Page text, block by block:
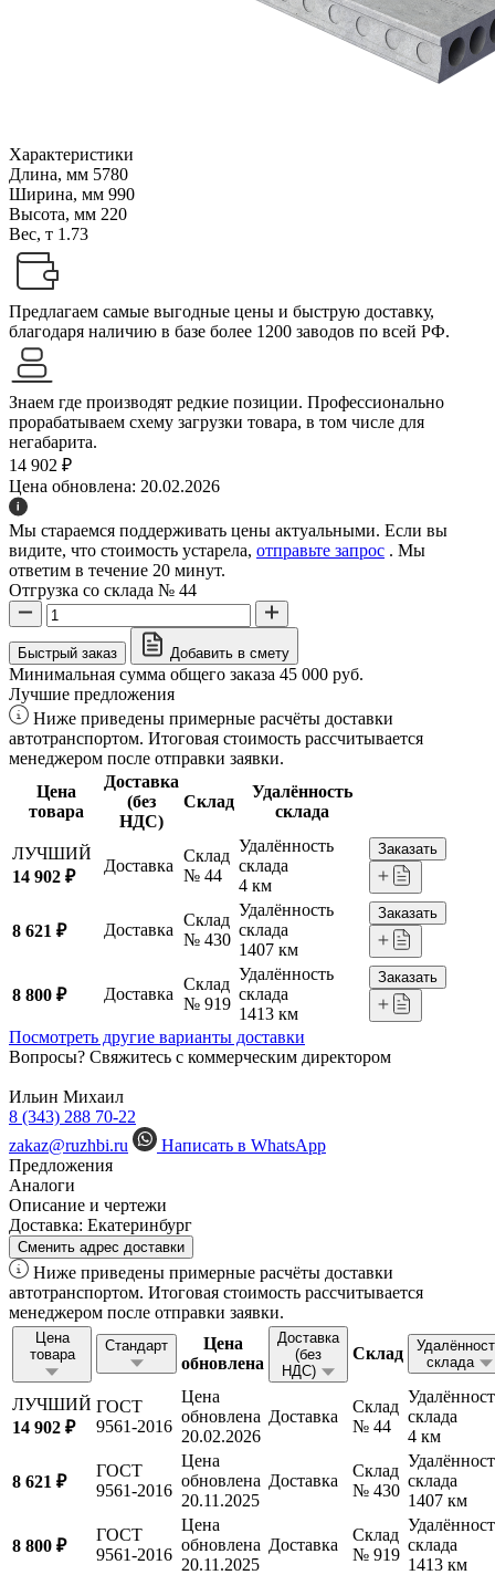
Характеристики
Длина, мм 5780
Ширина, мм 990
Высота, мм 220
Вес, т 1.73
Предлагаем самые выгодные цены и быструю доставку,
благодаря наличию в базе более 1200 заводов по всей РФ.
Знаем где производят редкие позиции. Профессионально
прорабатываем схему загрузки товара, в том числе для
негабарита.
14 902 ₽
Цена обновлена: 20.02.2026
Мы стараемся поддерживать цены актуальными. Если вы
видите, что стоимость устарела, отправьте запрос . Мы
ответим в течение 20 минут.
Отгрузка со склада № 44
Быстрый заказ Добавить в смету
Минимальная сумма общего заказа 45 000 руб.
Лучшие предложения
Ниже приведены примерные расчёты доставки
автотранспортом. Итоговая стоимость рассчитывается
менеджером после отправки заявки.
Цена
товара
Доставка
(без
НДС)
Склад
Удалённость
склада
ЛУЧШИЙ
14 902 ₽
Доставка
Склад
№ 44
Удалённость
склада
4 км
Заказать
8 621 ₽ Доставка
Склад
№ 430
Удалённость
склада
1407 км
Заказать
8 800 ₽ Доставка
Склад
№ 919
Удалённость
склада
1413 км
Заказать
Посмотреть другие варианты доставки
Вопросы? Свяжитесь с коммерческим директором
Ильин Михаил
8 (343) 288 70-22
zakaz@ruzhbi.ru
Написать в WhatsApp
Предложения
Аналоги
Описание и чертежи
Доставка: Екатеринбург
Сменить адрес доставки
Ниже приведены примерные расчёты доставки
автотранспортом. Итоговая стоимость рассчитывается
менеджером после отправки заявки.
Цена
товара
Стандарт
Цена
обновлена
Доставка
(без
НДС)
Склад
склада
ЛУЧШИЙ
14 902 ₽
ГОСТ
9561-2016
Цена
обновлена
20.02.2026
Доставка
Склад
№ 44
склада
4 км
8 621 ₽
ГОСТ
9561-2016
Цена
обновлена
20.11.2025
Доставка
Склад
№ 430
склада
1407 км
8 800 ₽
ГОСТ
9561-2016
Цена
обновлена
20.11.2025
Доставка
Склад
№ 919
склада
1413 км